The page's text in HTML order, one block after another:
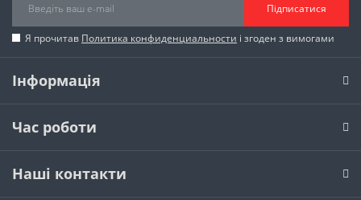
Підписатися
Я прочитав Политика конфиденциальности і згоден з вимогами
Інформація
Час роботи
Наші контакти